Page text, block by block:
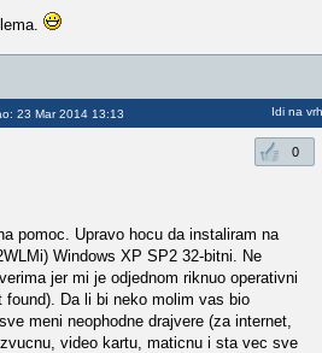
23 Mar 2014 13:13 Idi na vrh
0
pomoc. Upravo hocu da instaliram na
Windows XP SP2 32-bitni. Ne
jer mi je odjednom riknuo operativni
Da li bi neko molim vas bio
meni neophodne drajvere (za internet,
video kartu, maticnu i sta vec sve